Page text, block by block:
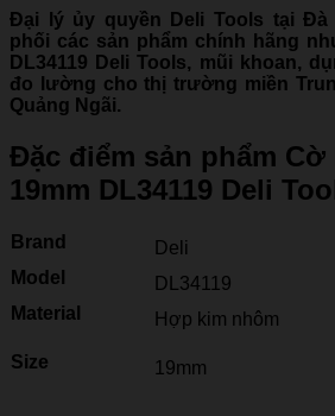
Đại lý ủy quyền Deli Tools tại Đà
phối các sản phẩm chính hãng
DL34119 Deli Tools, mũi khoan,
đo lường cho thị trường miền
Quảng Ngãi.
Đặc điểm sản phẩm Cờ
19mm DL34119 Deli
Brand
Deli
Model
DL34119
Material
Hợp kim nhôm
Size 19mm